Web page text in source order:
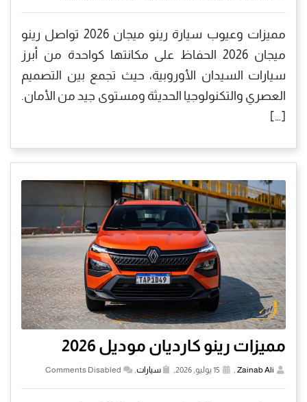
مميزات وعيوب سيارة رينو ميجان 2026 تواصل رينو
ميجان 2026 الحفاظ على مكانتها كواحدة من أبرز
سيارات السيدان الأوروبية، حيث تجمع بين التصميم
العصري والتكنولوجيا الحديثة ومستوى جيد من الأمان.
[…]
مميزات رينو كارديان موديل 2026
Zainab Ali سيارات Comments Disabled